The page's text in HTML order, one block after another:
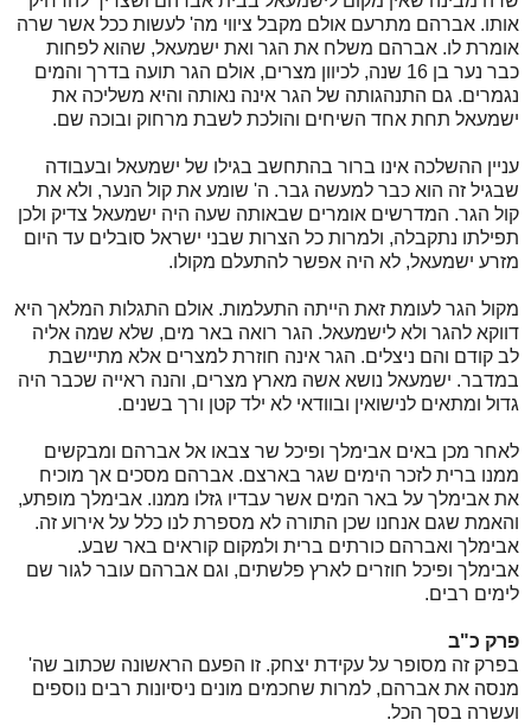
אותו. אברהם מתרעם אולם מקבל ציווי מה' לעשות ככל אשר שרה
אומרת לו. אברהם משלח את הגר ואת ישמעאל, שהוא לפחות
כבר נער בן 16 שנה, לכיוון מצרים, אולם הגר תועה בדרך והמים
נגמרים. גם התנהגותה של הגר אינה נאותה והיא משליכה את
ישמעאל תחת אחד השיחים והולכת לשבת מרחוק ובוכה שם.
עניין ההשלכה אינו ברור בהתחשב בגילו של ישמעאל ובעבודה
שבגיל זה הוא כבר למעשה גבר. ה' שומע את קול הנער, ולא את
קול הגר. המדרשים אומרים שבאותה שעה היה ישמעאל צדיק ולכן
תפילתו נתקבלה, ולמרות כל הצרות שבני ישראל סובלים עד היום
מזרע ישמעאל, לא היה אפשר להתעלם מקולו.
מקול הגר לעומת זאת הייתה התעלמות. אולם התגלות המלאך היא
דווקא להגר ולא לישמעאל. הגר רואה באר מים, שלא שמה אליה
לב קודם והם ניצלים. הגר אינה חוזרת למצרים אלא מתיישבת
במדבר. ישמעאל נושא אשה מארץ מצרים, והנה ראייה שכבר היה
גדול ומתאים לנישואין ובוודאי לא ילד קטן ורך בשנים.
לאחר מכן באים אבימלך ופיכל שר צבאו אל אברהם ומבקשים
ממנו ברית לזכר הימים שגר בארצם. אברהם מסכים אך מוכיח
את אבימלך על באר המים אשר עבדיו גזלו ממנו. אבימלך מופתע,
והאמת שגם אנחנו שכן התורה לא מספרת לנו כלל על אירוע זה.
אבימלך ואברהם כורתים ברית ולמקום קוראים באר שבע.
אבימלך ופיכל חוזרים לארץ פלשתים, וגם אברהם עובר לגור שם
לימים רבים.
פרק כ"ב
בפרק זה מסופר על עקידת יצחק. זו הפעם הראשונה שכתוב שה'
מנסה את אברהם, למרות שחכמים מונים ניסיונות רבים נוספים
ועשרה בסך הכל.